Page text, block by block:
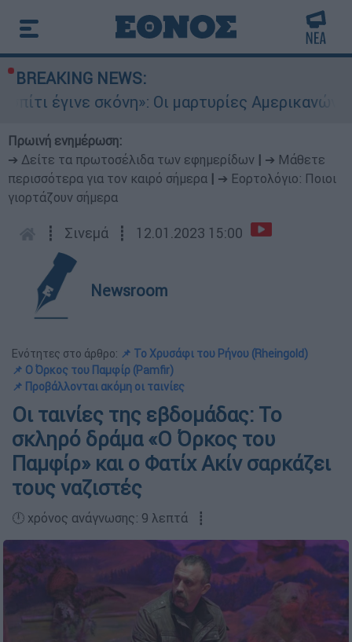
BREAKING NEWS:
σκόνη»: Οι μαρτυρίες Αμερικανών που
Πρωινή ενημέρωση:
➔ Δείτε τα πρωτοσέλιδα των εφημερίδων
➔ Μάθετε
περισσότερα για τον καιρό σήμερα
➔ Εορτολόγιο: Ποιοι
γιορτάζουν σήμερα
┋ Σινεμά ┋ 12.01.2023 15:00
Newsroom
Ενότητες στο άρθρο: 📌 Το Χρυσάφι του Ρήνου (Rheingold)
📌 Ο Όρκος του Παμφίρ (Pamfir)
📌 Προβάλλονται ακόμη οι ταινίες
Οι ταινίες της εβδομάδας: Το
σκληρό δράμα «Ο Όρκος του
Παμφίρ» και ο Φατίχ Ακίν σαρκάζει
τους ναζιστές
🕛 χρόνος ανάγνωσης: 9 λεπτά ┋